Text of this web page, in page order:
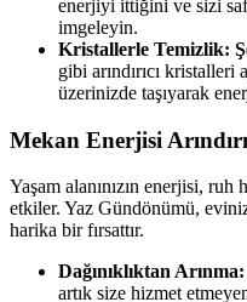
enerjiyi ittiğini ve sizi saf
imgeleyin.
Kristallerle Temizlik:
gibi arındırıcı kristalleri
üzerinizde taşıyarak
Mekan Enerjisi
Yaşam alanınızın enerjisi, ruh
etkiler. Yaz Gündönümü,
harika bir fırsattır.
Dağınıklıktan Arınma:
artık size hizmet